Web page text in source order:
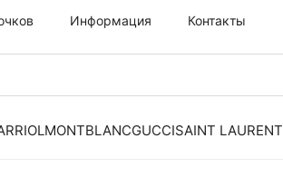
Информация Контакты
MONTBLANCGUCCISAINT LAURENT